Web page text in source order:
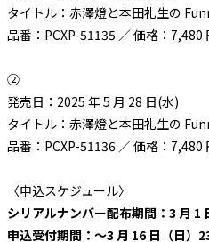
タイトル：赤澤燈と本田礼生の
品番：PCXP-51135 ／ 価格：7,480
②
発売日：2025 年 5 月 28 日(水)
タイトル：赤澤燈と本田礼生の
品番：PCXP-51136 ／ 価格：7,480
〈申込スケジュール〉
シリアルナンバー配布期間：3 月 1
申込受付期間：～3 月 16 日（日）